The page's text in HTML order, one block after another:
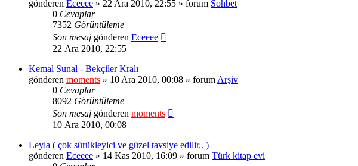
gönderen Eceeee » 22 Ara 2010, 22:55 » forum Sohbet
0 Cevaplar
7352 Görüntüleme
Son mesaj gönderen Eceeee
22 Ara 2010, 22:55
Kemal Sunal - Bekçiler Kralı
gönderen moments » 10 Ara 2010, 00:08 » forum Arşiv
0 Cevaplar
8092 Görüntüleme
Son mesaj gönderen moments
10 Ara 2010, 00:08
Leyla ( çok sürükleyici ve güzel tavsiye edilir.. )
gönderen Eceeee » 14 Kas 2010, 16:09 » forum Türk kitap evi